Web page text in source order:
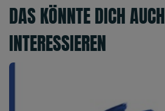
DAS KÖNNTE DICH AUCH
INTERESSIEREN